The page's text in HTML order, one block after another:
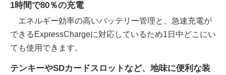
1時間で80％の充電
エネルギー効率の高いバッテリー管理と、急速充電が
できるExpressChargeに対応しているため1日中どこにい
ても使用できます。
テンキーやSDカードスロットなど、地味に便利な装